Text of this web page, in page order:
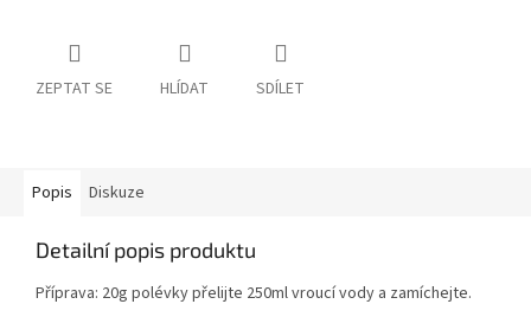
ZEPTAT SE HLÍDAT SDÍLET
Popis Diskuze
Detailní popis produktu
Příprava: 20g polévky přelijte 250ml vroucí vody a zamíchejte.